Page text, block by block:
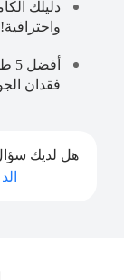
واحترافية!
فقدان
هل لديك